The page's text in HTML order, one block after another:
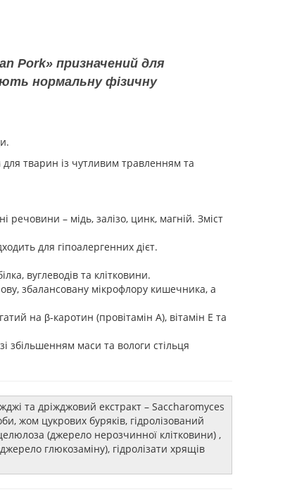
Pork» призначений для
нормальну фізичну
тварин із чутливим травленням та
речовини – мідь, залізо, цинк, магній. Зміст
для гіпоалергенних дієт.
вуглеводів та клітковини.
збалансовану мікрофлору кишечника, а
на β-каротин (провітамін А), вітамін Е та
збільшенням маси та вологи стільця
та дріжджовий екстракт – Saccharomyces
жом цукрових буряків, гідролізований
(джерело нерозчинної клітковини) ,
глюкозаміну), гідролізати хрящів